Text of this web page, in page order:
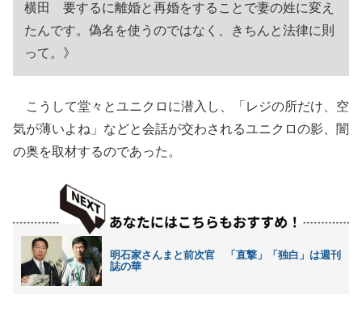
横田 要するに離婚と再婚をすることで妻の姓に変え
たんです。偽名を使うのではなく、きちんと法律に則
って。》
こうして堂々とユニクロに潜入し、「レジの所だけ、空
気が薄いよね」などと会話が交わされるユニクロの影、闇
の奥を取材するのであった。
明石家さんまと前次官 「直撃」「独白」は週刊
誌の華